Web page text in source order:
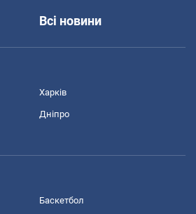
Всі новини
Харків
Дніпро
Баскетбол